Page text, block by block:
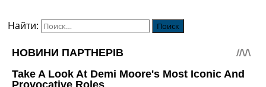
Найти: